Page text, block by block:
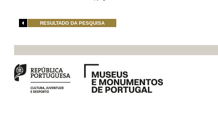
RESULTADO DA PESQUISA